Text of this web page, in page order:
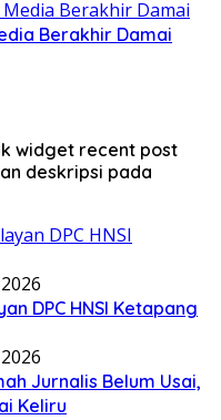
Berakhir Damai
widget recent post
deskripsi pada
DPC HNSI Ketapang
Jurnalis Belum Usai,
Keliru